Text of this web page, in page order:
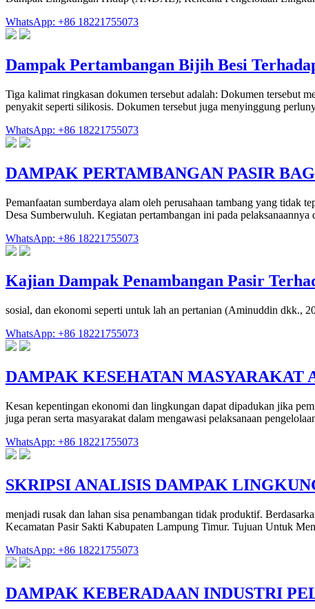
WhatsApp: +86 18221755073
Dampak Pertambangan Bijih Besi
Tiga kalimat ringkasan dokumen tersebut adalah: Dokumen tersebut
penyakit seperti silikosis. Dokumen tersebut juga menyinggung
WhatsApp: +86 18221755073
DAMPAK PERTAMBANGAN PASIR
Pemanfaatan sumberdaya alam oleh perusahaan tambang yang tidak
Desa Sumberwuluh. Kegiatan pertambangan ini pada
WhatsApp: +86 18221755073
Kajian Dampak Penambangan Pasir
sosial, dan ekonomi seperti untuk lah an pertanian (Aminuddin dkk.,
WhatsApp: +86 18221755073
DAMPAK KESEHATAN
Kesan kepentingan ekonomi dan lingkungan dapat dipadukan jika
juga peran serta masyarakat dalam mengawasi pelaksanaan
WhatsApp: +86 18221755073
SKRIPSI ANALISIS DAMPAK
menjadi rusak dan lahan sisa penambangan tidak produktif.
Kecamatan Pasir Sakti Kabupaten Lampung Timur. Tujuan Untuk
WhatsApp: +86 18221755073
DAMPAK KEBERADAAN INDUSTRI